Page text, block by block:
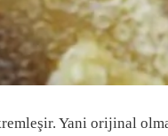
Yani orijinal